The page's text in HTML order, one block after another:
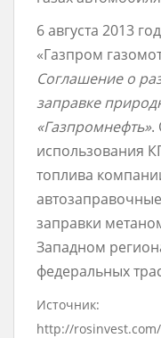
6 августа 2013
«Газпром
Соглашение о
заправке
«Газпромнефть».
использования
топлива
заправки
Западном
федеральных
Источник:
http://